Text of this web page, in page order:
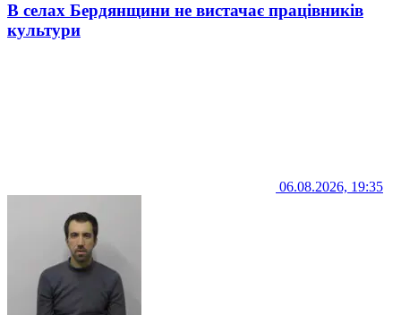
В селах Бердянщини не вистачає працівників
культури
06.08.2026, 19:35